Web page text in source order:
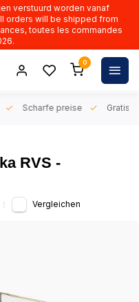
verstuurd worden vanaf
orders will be shipped from
toutes les commandes
0
Scharfe preise Gratis
RVS -
Vergleichen